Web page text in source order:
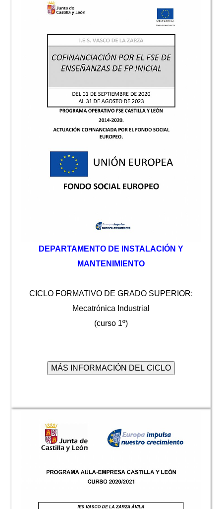
D EPARTAMENTO DE INSTALACIÓN Y
MANTENIMIENTO
CICLO FORMATIVO DE GRADO SUPERIOR:
Mecatrónica Industrial
(curso 1º)